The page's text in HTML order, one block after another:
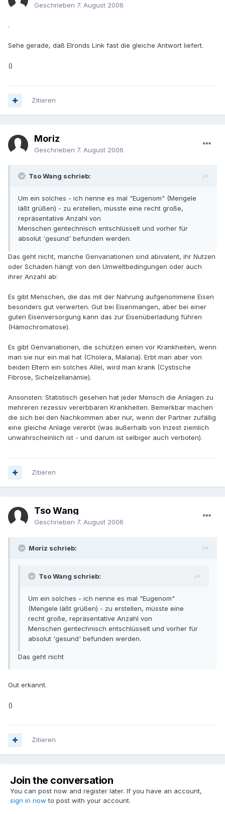
Geschrieben 7. August 2006
.
Sehe gerade, daß Elronds Link fast die gleiche Antwort liefert.
()
Zitieren
Moriz
Geschrieben 7. August 2006
Tso Wang schrieb:
Um ein solches - ich nenne es mal "Eugenom" (Mengele
läßt grüßen) - zu erstellen, müsste eine recht große,
repräsentative Anzahl von
Menschen gentechnisch entschlüsselt und vorher für
absolut 'gesund' befunden werden.
Das geht nicht, manche Genvariationen sind abivalent, ihr Nutzen
oder Schaden hängt von den Umweltbedingungen oder auch
ihrer Anzahl ab:
Es gibt Menschen, die das mit der Nahrung aufgenommene Eisen
besonders gut verwerten. Gut bei Eisenmangen, aber bei einer
guten Eisenversorgung kann das zur Eisenüberladung führen
(Hämochromatose).
Es gibt Genvariationen, die schützen einen vor Krankheiten, wenn
man sie nur ein mal hat (Cholera, Malaria). Erbt man aber von
beiden Eltern ein solches Allel, wird man krank (Cystische
Fibrose, Sichelzellanämie).
Ansonsten: Statistisch gesehen hat jeder Mensch die Anlagen zu
mehreren rezessiv vererbbaren Krankheiten. Bemerkbar machen
die sich bei den Nachkommen aber nur, wenn der Partner zufällig
eine gleiche Anlage vererbt (was außerhalb von Inzest ziemlich
unwahrscheinlich ist - und darum ist selbiger auch verboten).
Zitieren
Tso Wang
Geschrieben 7. August 2006
Moriz schrieb:
Tso Wang schrieb:
Um ein solches - ich nenne es mal "Eugenom"
(Mengele läßt grüßen) - zu erstellen, müsste eine
recht große, repräsentative Anzahl von
Menschen gentechnisch entschlüsselt und vorher für
absolut 'gesund' befunden werden.
Das geht nicht
Gut erkannt.
()
Zitieren
Join the conversation
You can post now and register later. If you have an account,
sign in now to post with your account.